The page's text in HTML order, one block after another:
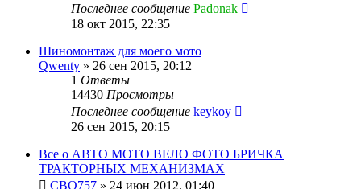
Последнее сообщение Padonak
18 окт 2015, 22:35
Шиномонтаж для моего мото
Qwenty » 26 сен 2015, 20:12
1 Ответы
14430 Просмотры
Последнее сообщение keykoy
26 сен 2015, 20:15
Все о АВТО МОТО ВЕЛО ФОТО БРИЧКА
ТРАКТОРНЫХ МЕХАНИЗМАХ
CBO757 » 24 июн 2012, 01:40